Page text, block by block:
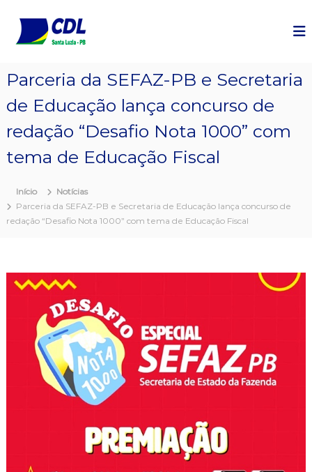
Parceria da SEFAZ-PB e Secretaria
de Educação lança concurso de
redação “Desafio Nota 1000” com
tema de Educação Fiscal
Início
Notícias
Parceria da SEFAZ-PB e Secretaria de Educação lança concurso de
redação “Desafio Nota 1000” com tema de Educação Fiscal